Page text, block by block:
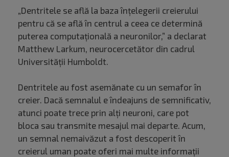
„Dentritele se află la baza înțelegerii creierului
pentru că se află în centrul a ceea ce determină
puterea computațională a neuronilor,” a declarat
Matthew Larkum, neurocercetător din cadrul
Universității Humboldt.
Dentritele au fost asemănate cu un semafor în
creier. Dacă semnalul e îndeajuns de semnificativ,
atunci poate trece prin alți neuroni, care pot
bloca sau transmite mesajul mai departe. Acum,
un semnal nemaivăzut a fost descoperit în
creierul uman poate oferi mai multe informații